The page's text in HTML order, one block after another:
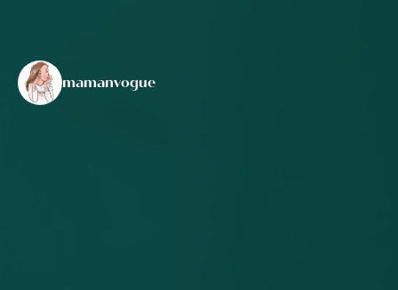
mamanvogue